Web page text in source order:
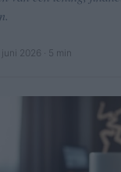
juni 2026 · 5 min